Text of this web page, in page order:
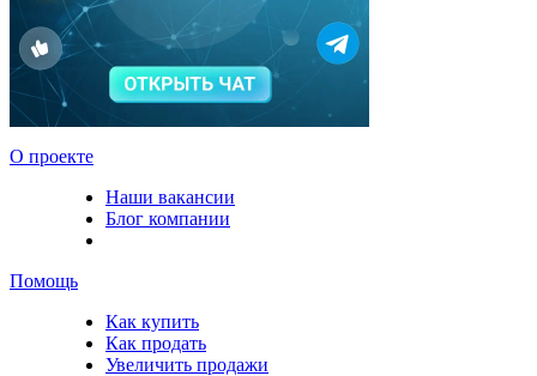
О проекте
Наши вакансии
Блог компании
Помощь
Как купить
Как продать
Увеличить продажи